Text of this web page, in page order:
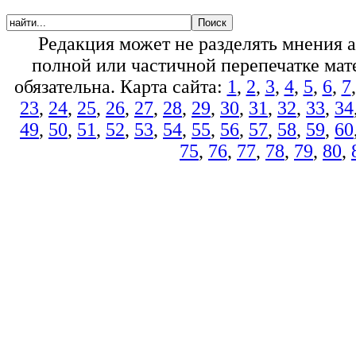
Редакция может не разделять
полной или частичной перепечатке
обязательна. Карта сайта: 1, 2, 3, 4, 5, 6, 7
23, 24, 25, 26, 27, 28, 29, 30, 31, 32, 33, 34
49, 50, 51, 52, 53, 54, 55, 56, 57, 58, 59, 60
75, 76, 77, 78, 79, 80,